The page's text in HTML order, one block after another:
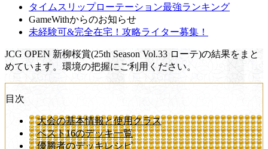
タイムスリップローテーション最強ランキング
GameWithからのお知らせ
未経験可&完全在宅！攻略ライター募集！
JCG OPEN 新柳桜賞(25th Season Vol.33 ローテ)の結果をまと
めています。環境の把握にご利用ください。
目次
大会の基本情報と使用クラス
ベスト16のデッキ一覧
優勝者のデッキレシピ